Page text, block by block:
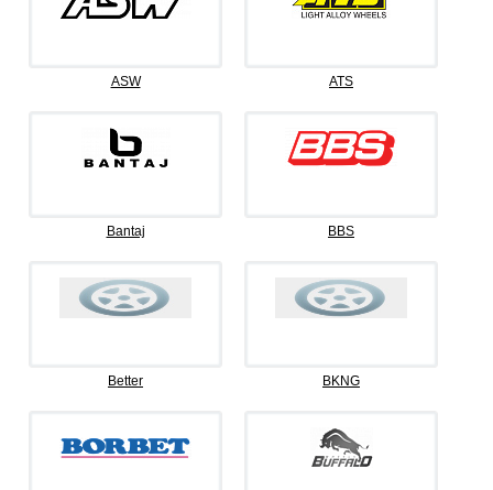
ASW ATS
Bantaj BBS
Better BKNG